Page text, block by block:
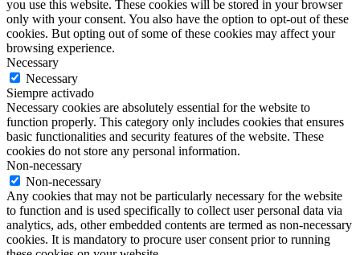
you use this website. These cookies will be stored in your browser
only with your consent. You also have the option to opt-out of these
cookies. But opting out of some of these cookies may affect your
browsing experience.
Necessary
Necessary
Siempre activado
Necessary cookies are absolutely essential for the website to
function properly. This category only includes cookies that ensures
basic functionalities and security features of the website. These
cookies do not store any personal information.
Non-necessary
Non-necessary
Any cookies that may not be particularly necessary for the website
to function and is used specifically to collect user personal data via
analytics, ads, other embedded contents are termed as non-necessary
cookies. It is mandatory to procure user consent prior to running